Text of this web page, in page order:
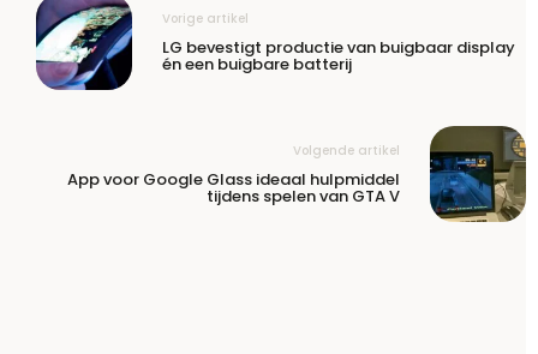
Vorige artikel
LG bevestigt productie van buigbaar display
én een buigbare batterij
Volgende artikel
App voor Google Glass ideaal hulpmiddel
tijdens spelen van GTA V